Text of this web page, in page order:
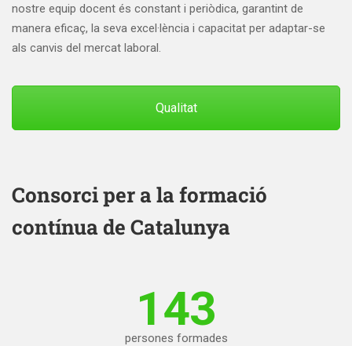
nostre equip docent és constant i periòdica, garantint de
manera eficaç, la seva excel·lència i capacitat per adaptar-se
als canvis del mercat laboral.
Qualitat
Consorci per a la formació
contínua de Catalunya
143
persones formades